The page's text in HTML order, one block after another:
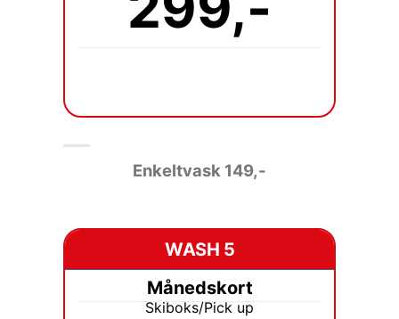
Enkeltvask 149,-
WASH 5
Månedskort
Skiboks/Pick up